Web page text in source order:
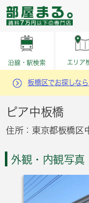
沿線・駅検索 エリア
板橋区でお探しな
ピア中板橋
住所：東京都板橋区
外観・内観写真